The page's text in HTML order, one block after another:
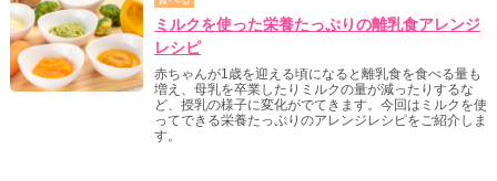
ミルクを使った栄養たっぷりの離乳食アレンジ
レシピ
赤ちゃんが1歳を迎える頃になると離乳食を食べる量も
増え、母乳を卒業したりミルクの量が減ったりするな
ど、授乳の様子に変化がでてきます。今回はミルクを使
ってできる栄養たっぷりのアレンジレシピをご紹介しま
す。